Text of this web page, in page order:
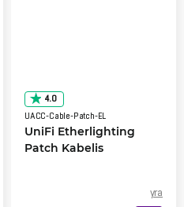
4.0
UACC-Cable-Patch-EL
UniFi Etherlighting
Patch Kabelis
yra